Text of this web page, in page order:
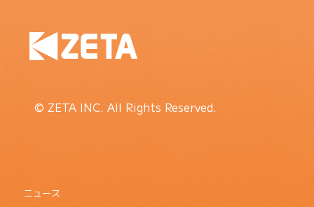
© ZETA INC. All Rights Reserved.
ニュース